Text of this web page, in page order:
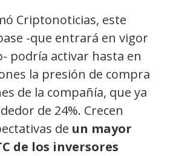
Criptonoticias, este
-que entrará en vigor
podría activar hasta en
la presión de compra
de la compañía, que ya
de 24%. Crecen
de un mayor
de los inversores